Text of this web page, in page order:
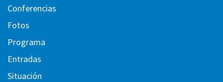
Conferencias
Fotos
Programa
Entradas
Situación